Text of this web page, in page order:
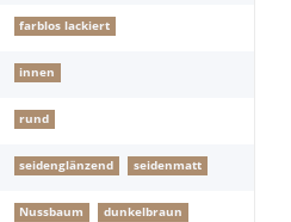
farblos lackiert
innen
rund
seidenglänzend seidenmatt
Nussbaum dunkelbraun